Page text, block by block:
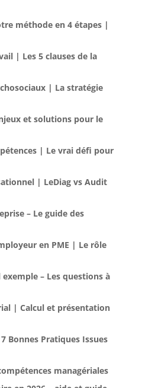
méthode en 4 étapes |
| Les 5 clauses de la
| La stratégie
et solutions pour le
| Le vrai défi pour
| LeDiag vs Audit
– Le guide des
en PME | Le rôle
– Les questions à
| Calcul et présentation
Bonnes Pratiques Issues
managériales